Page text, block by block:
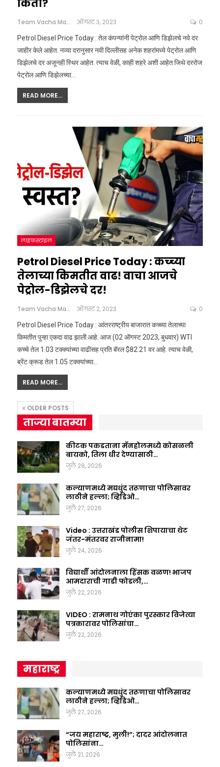
किती?
Team Vacha Marathi ऑगस्ट 3, 2023 0
Petrol Diesel Price Today : तेल कंपन्यांनी पेट्रोल आणि डिझेलचे नवे दर
जाहीर केले आहेत. नव्या दरानुसार नवी दिल्लीसह अनेक शहरांमध्ये पेट्रोल आणि
डिझेलचे दर अजूनही स्थिर आहेत. त्याच वेळी, काही शहरे अशी आहेत जिथे दररोज
पेट्रोल आणि डिझेलच्या…
READ MORE...
लाइफस्टाइल
Petrol Diesel Price Today : कच्च्या
तेलाच्या किमतीत वाढ! वाचा आजचे
पेट्रोल-डिझेलचे दर!
Team Vacha Marathi ऑगस्ट 2, 2023 0
Petrol Diesel Price Today : आंतरराष्ट्रीय बाजारात कच्च्या तेलाच्या
किमतीत पुन्हा एकदा वाढ झाली आहे. आज (02 ऑगस्ट 2023, बुधवार) WTI
कच्चे तेल 1.03 टक्क्यांच्या वाढीसह प्रति बॅरल $82.21 वर आहे. त्याच वेळी,
ब्रेंट क्रूड तेल 1.05 टक्क्यांच्या…
READ MORE...
OLDER POSTS
ताज्या बातम्या
कीटक पकडताना मॅनहोलमध्ये कोसळली
बायको, तिला धीर देण्यासाठी…
जुलै 28, 2026
कल्याणमध्ये मद्यधुंद तरूणाचा पोलिसावर
लाठीने हल्ला; व्हिडिओ…
जुलै 27, 2026
Video : उत्तराखंड पोलीस शिपायाचा थेट
जंतर-मंतरवर राजीनामा!
जुलै 24, 2026
विद्यार्थी आंदोलनाला हिंसक वळण! भाजप
आमदाराची गाडी फोडली,…
जुलै 22, 2026
VIDEO : रामनाथ गोएंका पुरस्कार विजेत्या
पत्रकारावर पोलिसांचा…
जुलै 22, 2026
महाराष्ट्र
कल्याणमध्ये मद्यधुंद तरूणाचा पोलिसावर
लाठीने हल्ला; व्हिडिओ…
जुलै 27, 2026
“जय महाराष्ट्र, मुली!”; दादर आंदोलनात
पोलिसांना…
जुलै 21, 2026